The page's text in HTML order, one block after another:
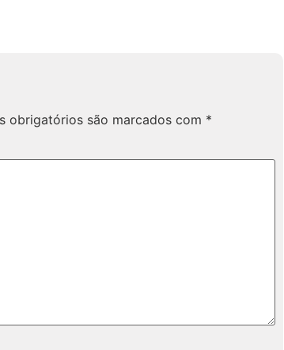
obrigatórios são marcados com *